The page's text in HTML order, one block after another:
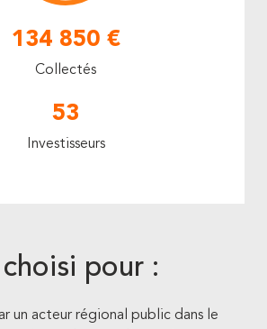
134 850 €
Collectés
53
Investisseurs
pour :
un acteur régional public dans le